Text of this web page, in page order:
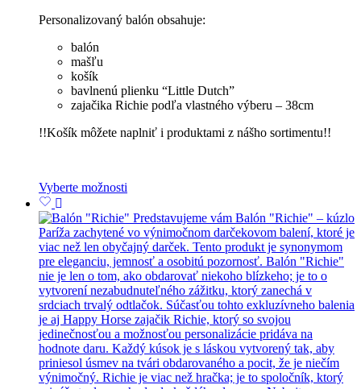
Personalizovaný balón obsahuje:
balón
mašľu
košík
bavlnenú plienku “Little Dutch”
zajačika Richie podľa vlastného výberu – 38cm
!!Košík môžete naplniť i produktami z nášho sortimentu!!
Vyberte možnosti